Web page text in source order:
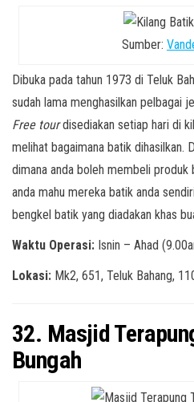
Sumber:
Dibuka pada tahun 1973 di Teluk
sudah lama menghasilkan pelbagai
Free tourdisediakan setiap hari di
melihat bagaimana batik dihasilkan.
dimana anda boleh membeli
anda mahu mereka batik anda
bengkel batik yang diadakan khas
Waktu Operasi: Isnin – Ahad
Lokasi: Mk2, 651, Teluk Bahang,
32. Masjid
Bungah